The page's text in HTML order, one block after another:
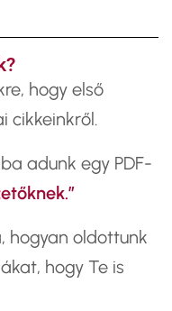
hogy első
cikkeinkről.
adunk egy PDF-
hogyan oldottunk
hogy Te is